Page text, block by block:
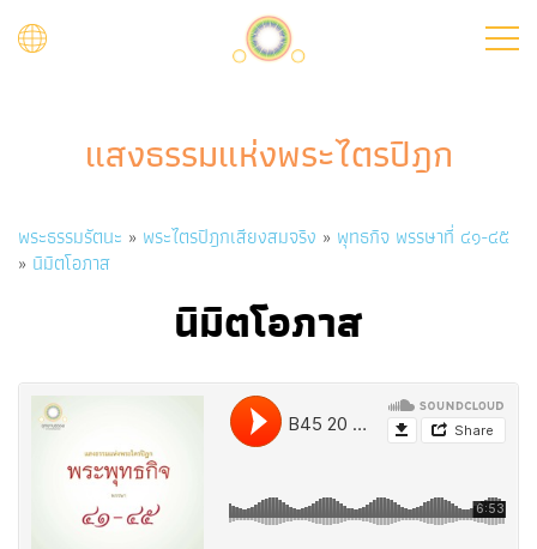
แสงธรรมแห่งพระไตรปิฎก
Breadcrumb
พระธรรมรัตนะ พระไตรปิฎกเสียงสมจริง
พุทธกิจ พรรษาที่ ๔๑-๔๕
นิมิตโอภาส
นิมิตโอภาส